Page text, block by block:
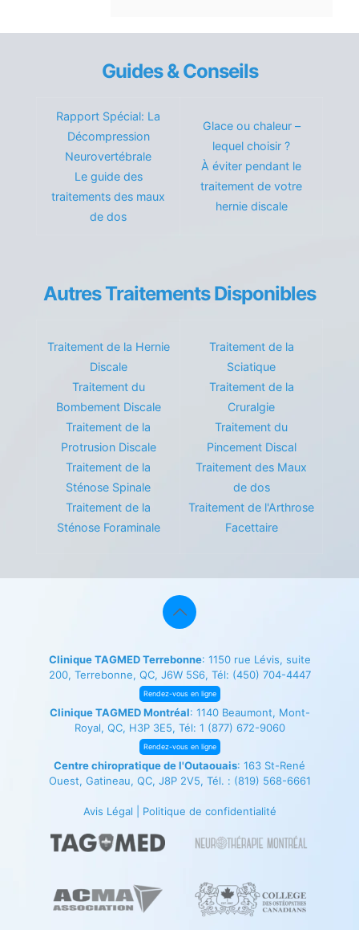
Guides & Conseils
Rapport Spécial: La
Décompression
Neurovertébrale
Le guide des
traitements des maux
de dos
Glace ou chaleur –
lequel choisir ?
À éviter pendant le
traitement de votre
hernie discale
Autres Traitements Disponibles
Traitement de la Hernie
Discale
Traitement du
Bombement Discale
Traitement de la
Protrusion Discale
Traitement de la
Sténose Spinale
Traitement de la
Sténose Foraminale
Traitement de la
Sciatique
Traitement de la
Cruralgie
Traitement du
Pincement Discal
Traitement des Maux
de dos
Traitement de l'Arthrose
Facettaire
Clinique TAGMED Terrebonne: 1150 rue Lévis, suite
200, Terrebonne, QC, J6W 5S6, Tél: (450) 704-4447
Rendez-vous en ligne
Clinique TAGMED Montréal: 1140 Beaumont, Mont-
Royal, QC, H3P 3E5, Tél: 1 (877) 672-9060
Rendez-vous en ligne
Centre chiropratique de l'Outaouais: 163 St-René
Ouest, Gatineau, QC, J8P 2V5, Tél. : (819) 568-6661
Avis Légal Politique de confidentialité